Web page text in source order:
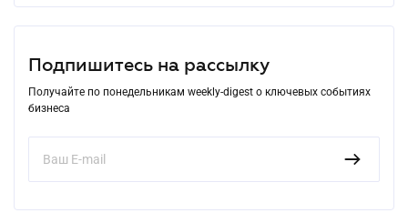
Подпишитесь на рассылку
Получайте по понедельникам weekly-digest о ключевых событиях
бизнеса